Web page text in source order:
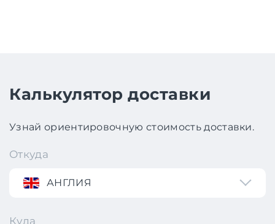
Калькулятор доставки
Узнай ориентировочную стоимость доставки.
Откуда
АНГЛИЯ
Куда